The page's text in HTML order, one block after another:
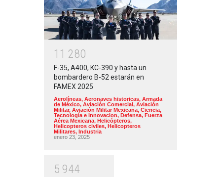
1 1 280
F-35, A400, KC-390 y hasta un
bombardero B-52 estarán en
FAMEX 2025
Aerolíneas, Aeronaves historicas, Armada
de México, Aviación Comercial, Aviación
Militar, Aviación Militar Mexicana, Ciencia,
Tecnología e Innovacion, Defensa, Fuerza
Aérea Mexicana, Helicópteros,
Helicopteros civiles, Helicopteros
Militares, Industria
enero 23, 2025
5 944